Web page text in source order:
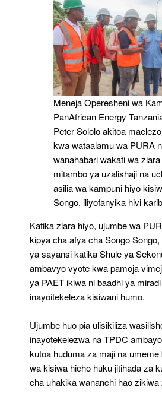
Meneja Operesheni wa
PanAfrican Energy
Peter Sololo akitoa
kwa wataalamu wa PURA
wanahabari wakati wa
mitambo ya uzalishaji na
asilia wa kampuni hiyo
Songo, iliyofanyika hivi
Katika ziara hiyo, ujumbe wa
kipya cha afya cha Songo
ya sayansi katika Shule ya
ambavyo vyote kwa pamoja
ya PAET ikiwa ni baadhi ya
inayoitekeleza kisiwani humo.
Ujumbe huo pia ulisikiliza
inayotekelezwa na TPDC
kutoa huduma za maji na
wa kisiwa hicho huku jitihada za
cha uhakika wananchi hao zikiwa